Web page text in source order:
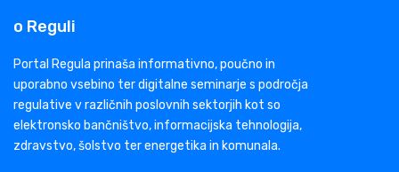
o Reguli
Portal Regula prinaša informativno, poučno in
uporabno vsebino ter digitalne seminarje s področja
regulative v različnih poslovnih sektorjih kot so
elektronsko bančništvo, informacijska tehnologija,
zdravstvo, šolstvo ter energetika in komunala.